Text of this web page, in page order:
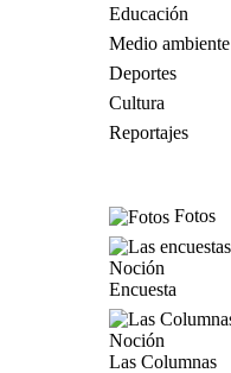
Educación
Medio ambiente
Deportes
Cultura
Reportajes
Fotos
Encuesta
Las Columnas